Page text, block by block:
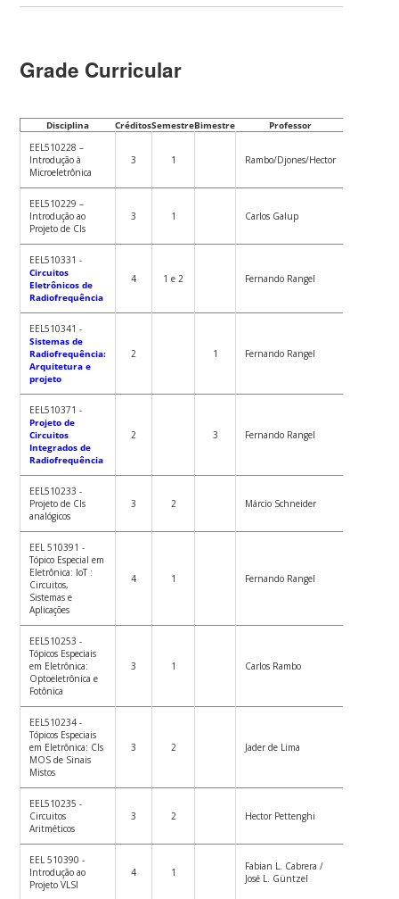
Grade Curricular
Disciplina CréditosSemestreBimestre
Professor
EEL510228 –
Introdução à
Microeletrônica
3 1 Rambo/Djones/Hector
EEL510229 –
Introdução ao
Projeto de CIs
3 1 Carlos Galup
EEL510331 -
Circuitos
Eletrônicos de
Radiofrequência
4 1 e 2 Fernando Rangel
EEL510341 -
Sistemas de
Radiofrequência:
Arquitetura e
projeto
2 1 Fernando Rangel
EEL510371 -
Projeto de
Circuitos
Integrados de
Radiofrequência
2 3 Fernando Rangel
EEL510233 -
Projeto de CIs
analógicos
3 2 Márcio Schneider
EEL 510391 -
Tópico Especial em
Eletrônica: IoT :
Circuitos,
Sistemas e
Aplicações
4 1 Fernando Rangel
EEL510253 -
Tópicos Especiais
em Eletrônica:
Optoeletrônica e
Fotônica
3 1 Carlos Rambo
EEL510234 -
Tópicos Especiais
em Eletrônica: CIs
MOS de Sinais
Mistos
3 2 Jader de Lima
EEL510235 -
Circuitos
Aritméticos
3 2 Hector Pettenghi
EEL 510390 -
Introdução ao
Projeto VLSI
4 1
Fabian L. Cabrera /
José L. Güntzel